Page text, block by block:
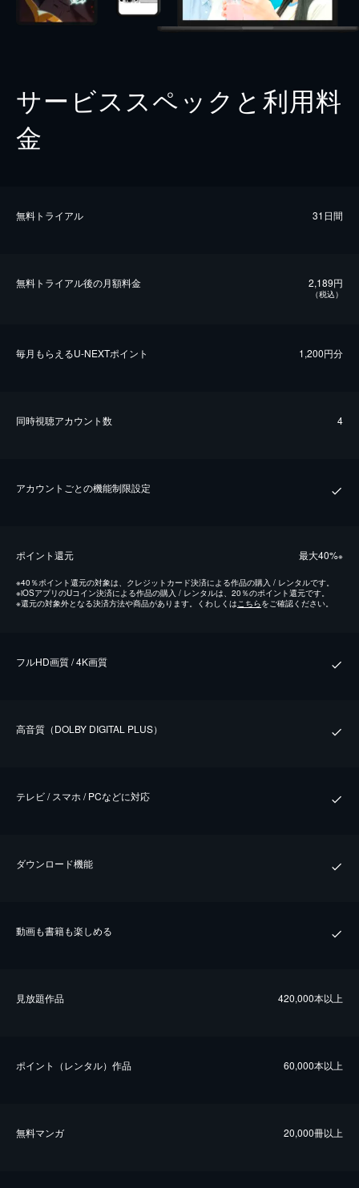
サービススペックと利用料
金
無料トライアル 31日間
無料トライアル後の⽉額料金 2,189円
（税込）
毎⽉もらえるU-NEXTポイント 1,200円分
同時視聴アカウント数 4
アカウントごとの機能制限設定
ポイント還元 最⼤40%※
※40％ポイント還元の対象は、クレジットカード決済による作品の購入 / レンタルです。
※iOSアプリのUコイン決済による作品の購入 / レンタルは、20％のポイント還元です。
※還元の対象外となる決済方法や商品があります。くわしくは こちらをご確認ください。
フルHD画質 / 4K画質
⾼⾳質（DOLBY DIGITAL PLUS）
テレビ / スマホ / PCなどに対応
ダウンロード機能
動画も書籍も楽しめる
⾒放題作品 420,000本以上
ポイント（レンタル）作品 60,000本以上
無料マンガ 20,000冊以上